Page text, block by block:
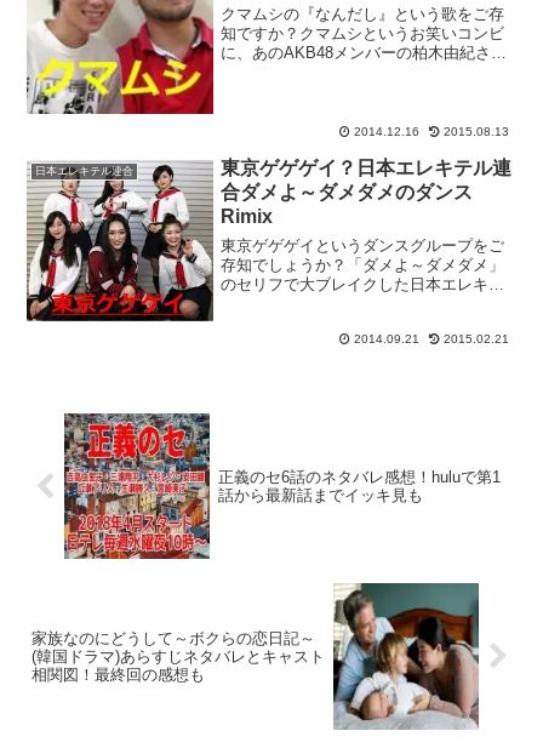
クマムシの『なんだし』という歌をご存
知ですか？クマムシというお笑いコンビ
に、あのAKB48メンバーの柏木由紀さん
なくなってしまうと話...
2014.12.16 2015.08.13
日本エレキテル連合
東京ゲゲゲイ？日本エレキテル連
合ダメよ～ダメダメのダンス
Rimix
東京ゲゲゲイというダンスグループをご
存知でしょうか？「ダメよ～ダメダメ」
のセリフで大ブレイクした日本エレキテ
ッキレの朱美ちゃんが夜の街中でダンス
2014.09.21 2015.02.21
正義のセ6話のネタバレ感想！huluで第1
話から最新話までイッキ見も
家族なのにどうして～ボクらの恋日記～
(韓国ドラマ)あらすじネタバレとキャスト
相関図！最終回の感想も